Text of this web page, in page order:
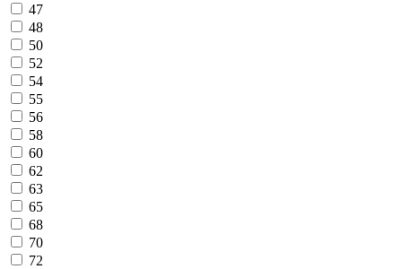
47
48
50
52
54
55
56
58
60
62
63
65
68
70
72